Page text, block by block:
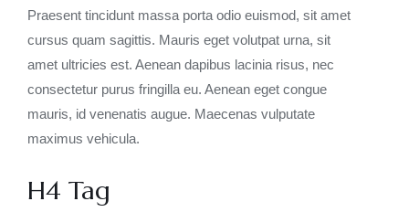
Praesent tincidunt massa porta odio euismod, sit amet
cursus quam sagittis. Mauris eget volutpat urna, sit
amet ultricies est. Aenean dapibus lacinia risus, nec
consectetur purus fringilla eu. Aenean eget congue
mauris, id venenatis augue. Maecenas vulputate
maximus vehicula.
H4 Tag